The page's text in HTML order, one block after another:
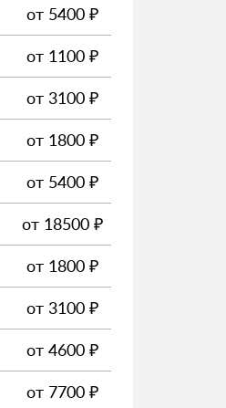
от 5400 ₽
от 1100 ₽
от 3100 ₽
от 1800 ₽
от 5400 ₽
от 18500 ₽
от 1800 ₽
от 3100 ₽
от 4600 ₽
от 7700 ₽